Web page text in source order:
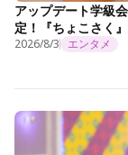
アップデート学級
定！『ちょこさく
2026/8/3 エンタメ